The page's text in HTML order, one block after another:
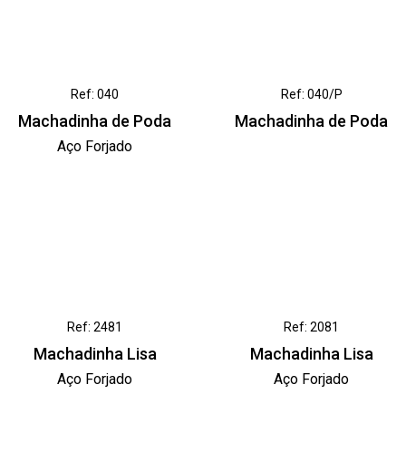
Ref: 040
Machadinha de Poda
Aço Forjado
Ref: 040/P
Machadinha de Poda
Ref: 2481
Machadinha Lisa
Aço Forjado
Ref: 2081
Machadinha Lisa
Aço Forjado